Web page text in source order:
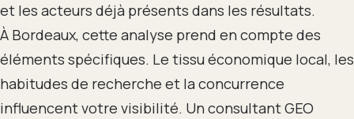
et les acteurs déjà présents dans les résultats.
À Bordeaux, cette analyse prend en compte des
éléments spécifiques. Le tissu économique local, les
habitudes de recherche et la concurrence
influencent votre visibilité. Un consultant GEO